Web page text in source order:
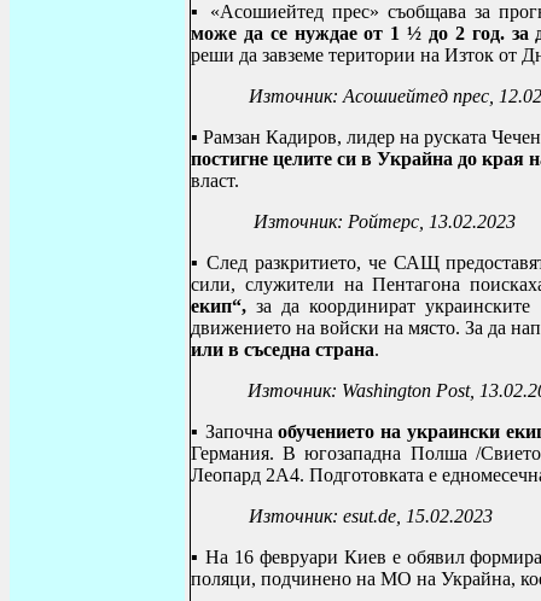
▪
«Асошиейтед прес» съобщава за
може да се нуждае от 1 ½ до 2 год. за
реши да завземе територии на Изток от
Източник: Асошиейтед прес,
▪ Рамзан Кадиров, лидер на руската
постигне целите си в Украйна до края
власт.
Източник: Ройтерс, 13.02.2023
▪ След разкритието, че САЩ
сили, служители на Пентагона
екип“,за да координират
движението на войски на място. За да
или в съседна страна.
Източник: Washington Post,
▪ Започнаобучението на украински
Германия. В югозападна Полша /
Леопард 2А4. Подготовката е
Източник: esut.de , 15.02.2023
▪ На 16 февруари Киев е обявил
поляци, подчинено на МО на Украйна,